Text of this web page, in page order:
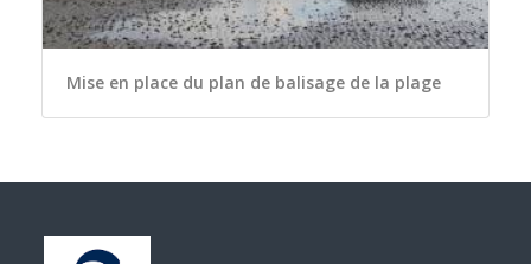
Mise en place du plan de balisage de la plage